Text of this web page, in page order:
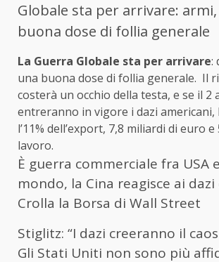
Globale sta per arrivare:
buona dose di follia generale
La Guerra Globale sta per arrivare:
una buona dose di follia generale. Il
costerà un occhio della testa, e se il 2
entreranno in vigore i dazi americani,
l’11% dell’export, 7,8 miliardi di euro
lavoro.
È guerra commerciale fra USA
mondo, la Cina reagisce ai
Crolla la Borsa di Wall Street
Stiglitz: “I dazi creeranno il
Gli Stati Uniti non sono più